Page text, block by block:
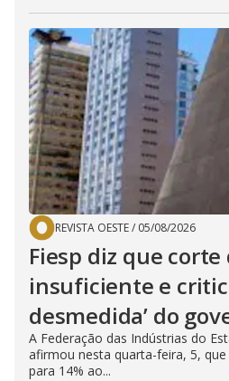
REVISTA OESTE/ 05/08/2026
Fiesp diz que corte
insuficiente e
desmedida’ do
A Federação das Indústrias do
afirmou nesta quarta-feira, 5,
para 14% ao...